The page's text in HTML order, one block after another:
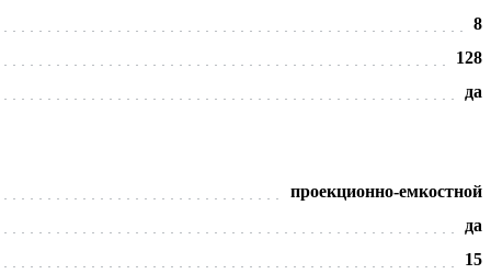
8
128
да
проекционно-емкостной
да
15